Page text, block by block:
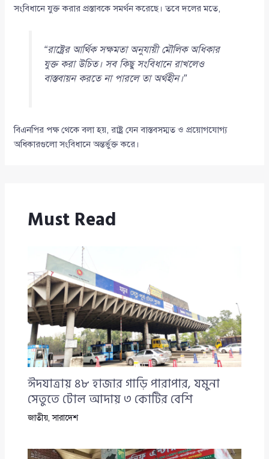
সংবিধানে যুক্ত করার প্রস্তাবকে সমর্থন করেছে। তবে দলের মতে,
“রাষ্ট্রের আর্থিক সক্ষমতা অনুযায়ী মৌলিক অধিকার
যুক্ত করা উচিত। সব কিছু সংবিধানে রাখলেও
বাস্তবায়ন করতে না পারলে তা অর্থহীন।”
বিএনপির পক্ষ থেকে বলা হয়, রাষ্ট্র যেন বাস্তবসম্মত ও প্রয়োগযোগ্য
অধিকারগুলো সংবিধানে অন্তর্ভুক্ত করে।
Must Read
ঈদযাত্রায় ৪৮ হাজার গাড়ি পারাপার, যমুনা
সেতুতে টোল আদায় ৩ কোটির বেশি
জাতীয়,সারাদেশ